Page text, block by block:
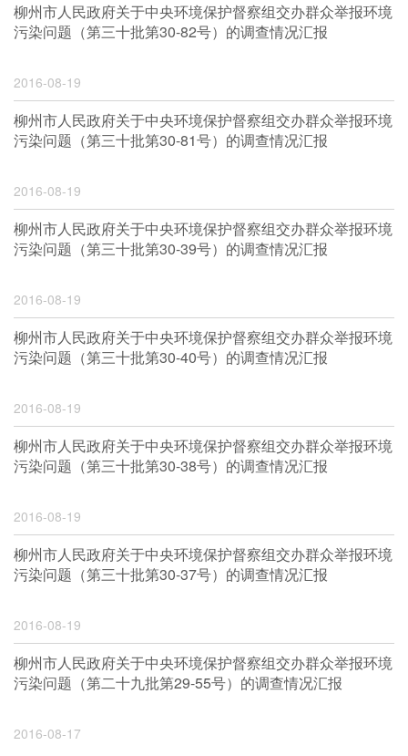
柳州市人民政府关于中央环境保护督察组交办群众举报环境
污染问题（第三十批第30-82号）的调查情况汇报
2016-08-19
柳州市人民政府关于中央环境保护督察组交办群众举报环境
污染问题（第三十批第30-81号）的调查情况汇报
2016-08-19
柳州市人民政府关于中央环境保护督察组交办群众举报环境
污染问题（第三十批第30-39号）的调查情况汇报
2016-08-19
柳州市人民政府关于中央环境保护督察组交办群众举报环境
污染问题（第三十批第30-40号）的调查情况汇报
2016-08-19
柳州市人民政府关于中央环境保护督察组交办群众举报环境
污染问题（第三十批第30-38号）的调查情况汇报
2016-08-19
柳州市人民政府关于中央环境保护督察组交办群众举报环境
污染问题（第三十批第30-37号）的调查情况汇报
2016-08-19
柳州市人民政府关于中央环境保护督察组交办群众举报环境
污染问题（第二十九批第29-55号）的调查情况汇报
2016-08-17